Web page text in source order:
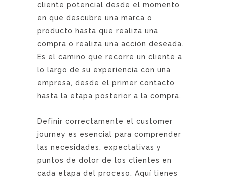
cliente potencial desde el momento
en que descubre una marca o
producto hasta que realiza una
compra o realiza una acción deseada.
Es el camino que recorre un cliente a
lo largo de su experiencia con una
empresa, desde el primer contacto
hasta la etapa posterior a la compra.
Definir correctamente el customer
journey es esencial para comprender
las necesidades, expectativas y
puntos de dolor de los clientes en
cada etapa del proceso. Aquí tienes